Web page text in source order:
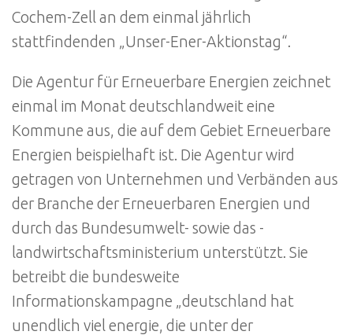
Cochem-Zell an dem einmal jährlich
stattfindenden „Unser-Ener-Aktionstag“.
Die Agentur für Erneuerbare Energien zeichnet
einmal im Monat deutschlandweit eine
Kommune aus, die auf dem Gebiet Erneuerbare
Energien beispielhaft ist. Die Agentur wird
getragen von Unternehmen und Verbänden aus
der Branche der Erneuerbaren Energien und
durch das Bundesumwelt- sowie das -
landwirtschaftsministerium unterstützt. Sie
betreibt die bundesweite
Informationskampagne „deutschland hat
unendlich viel energie, die unter der